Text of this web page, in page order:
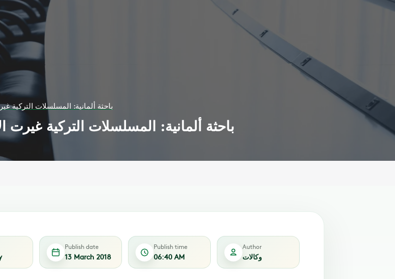
باحثة ألمانية: المسلسلات التركية
باحثة ألمانية: المسلسلات التركية غيرت
Publish date
13 March 2018
Publish time
06:40 AM
Author
وكالات